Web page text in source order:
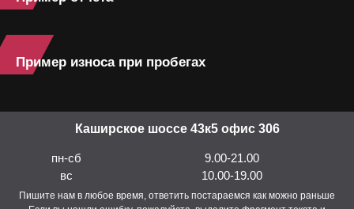
Пример износа при пробегах
Каширское шоссе 43к5 офис 306
пн-сб
9.00-21.00
вс
10.00-19.00
Пишите нам в любое время, ответить постараемся как можно раньше